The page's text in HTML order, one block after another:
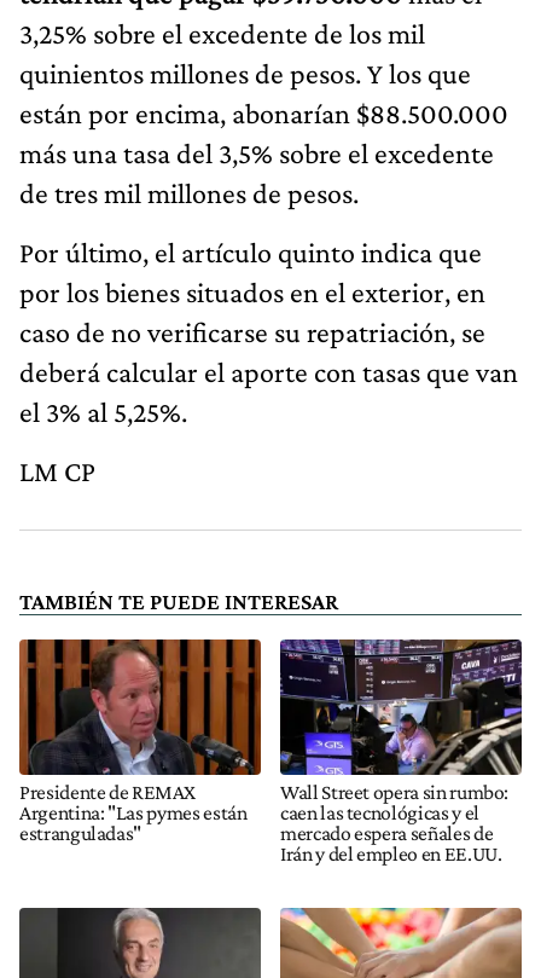
3,25% sobre el excedente de los mil
quinientos millones de pesos. Y los que
están por encima, abonarían $88.500.000
más una tasa del 3,5% sobre el excedente
de tres mil millones de pesos.
Por último, el artículo quinto indica que
por los bienes situados en el exterior, en
caso de no verificarse su repatriación, se
deberá calcular el aporte con tasas que van
el 3% al 5,25%.
LM CP
TAMBIÉN TE PUEDE INTERESAR
Presidente de REMAX
Argentina: "Las pymes están
estranguladas"
Wall Street opera sin rumbo:
caen las tecnológicas y el
mercado espera señales de
Irán y del empleo en EE.UU.